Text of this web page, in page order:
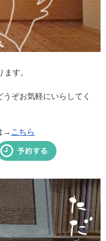
す。
ぞお気軽にいらしてく
→ こちら